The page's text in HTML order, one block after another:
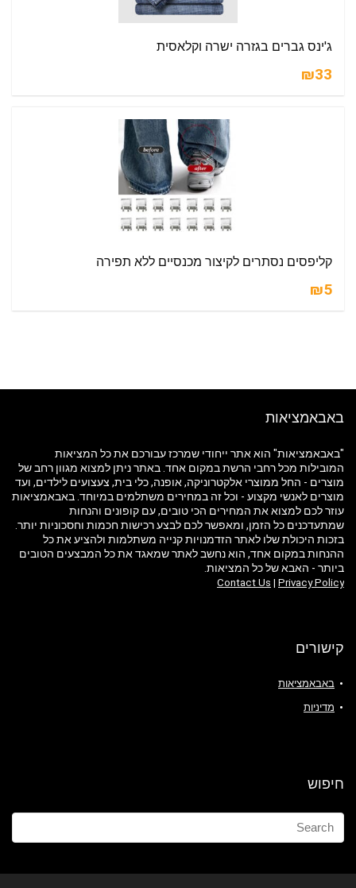
ג'ינס גברים בגזרה ישרה וקלאסית
₪33
קליפסים נסתרים לקיצור מכנסיים ללא תפירה
₪5
באבאמציאות
"באבאמציאות" הוא אתר ייחודי שמרכז עבורכם את כל המציאות
המובילות מכל רחבי הרשת במקום אחד. באתר ניתן למצוא מגוון רחב של
מוצרים - החל ממוצרי אלקטרוניקה, אופנה, כלי בית, צעצועים לילדים, ועד
מוצרים לאנשי מקצוע - וכל זה במחירים משתלמים במיוחד. באבאמציאות
עוזר לכם למצוא את המחירים הכי טובים, עם קופונים והנחות
שמתעדכנים כל הזמן, ומאפשר לכם לבצע רכישות חכמות וחסכוניות יותר.
בזכות היכולת שלו לאתר הזדמנויות קנייה משתלמות ולהציע את כל
ההנחות במקום אחד, הוא נחשב לאתר שמאגד את כל המבצעים הטובים
ביותר - האבא של כל המציאות.
Contact Us | Privacy Policy
קישורים
באבאמציאות
מדיניות
חיפוש